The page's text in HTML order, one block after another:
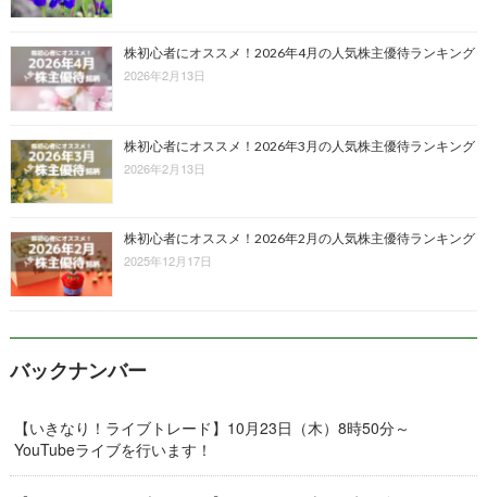
株初心者にオススメ！2026年4月の人気株主優待ランキング
2026年2月13日
株初心者にオススメ！2026年3月の人気株主優待ランキング
2026年2月13日
株初心者にオススメ！2026年2月の人気株主優待ランキング
2025年12月17日
バックナンバー
【いきなり！ライブトレード】10月23日（木）8時50分～
YouTubeライブを行います！